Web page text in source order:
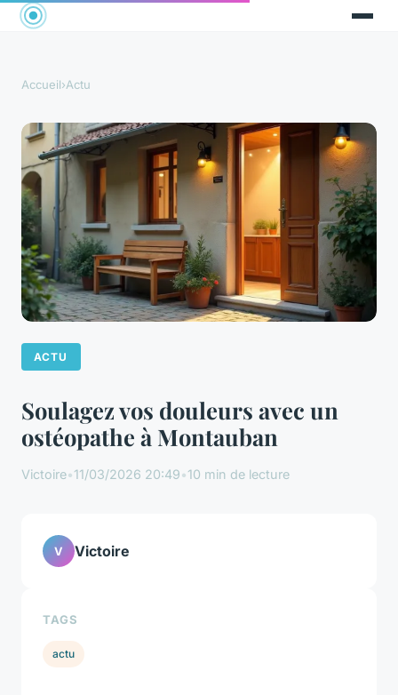
Accueil›Actu
ACTU
Soulagez vos douleurs avec un
ostéopathe à Montauban
Victoire•11/03/2026 20:49•10 min de lecture
V Victoire
TAGS
actu